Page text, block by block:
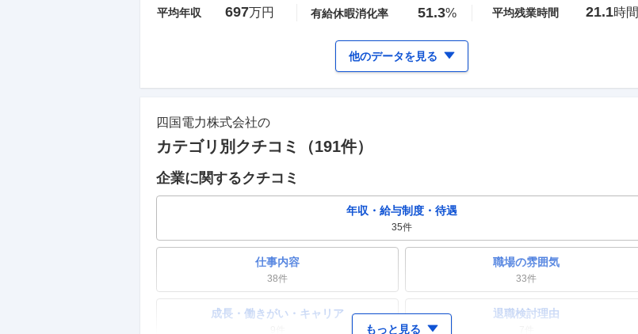
平均年収 697万円 有給休暇消化率 51.3% 平均残業時間 21.1時間
他のデータを見る
四国電力株式会社の
カテゴリ別クチコミ（191件）
企業に関するクチコミ
年収・給与制度・待遇
35件
仕事内容
38件
職場の雰囲気
33件
成長・働きがい・キャリア 退職検討理由
もっと見る